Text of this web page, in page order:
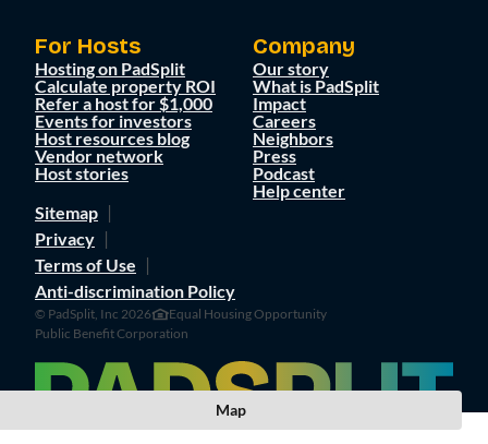
For Hosts
Hosting on PadSplit
Calculate property ROI
Refer a host for $1,000
Events for investors
Host resources blog
Vendor network
Host stories
Company
Our story
What is PadSplit
Impact
Careers
Neighbors
Press
Podcast
Help center
Sitemap
Privacy
Terms of Use
Anti-discrimination Policy
© PadSplit, Inc 2026
Equal Housing Opportunity
Public Benefit Corporation
Map